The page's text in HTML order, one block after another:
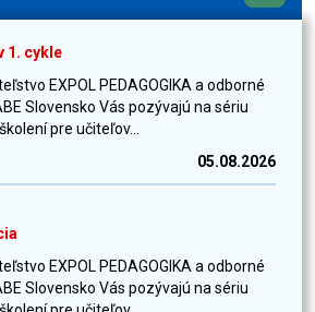
1. cykle
EXPOL PEDAGOGIKA a odborné
Slovensko Vás pozývajú na sériu
pre učiteľov...
05.08.2026
EXPOL PEDAGOGIKA a odborné
Slovensko Vás pozývajú na sériu